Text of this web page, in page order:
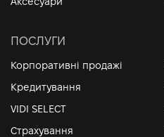
ПОСЛУГИ
Корпоративні продажі
Кредитування
VIDI SELECT
Страхування